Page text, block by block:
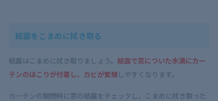
結露をこまめに拭き取る
結露はこまめに拭き取りましょう。 結露で窓についた水滴にカー
テンのほこりが付着し、カビが繁殖 しやすくなります。
カーテンの開閉時に窓の結露をチェックし、こまめに拭き取った